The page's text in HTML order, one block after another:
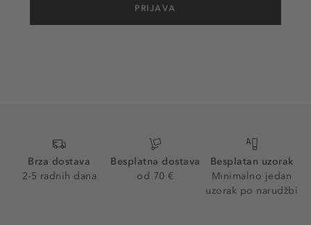
PRIJAVA
Brza dostava
2-5 radnih dana
Besplatna dostava
od 70 €
Besplatan uzorak
Minimalno jedan
uzorak po narudžbi